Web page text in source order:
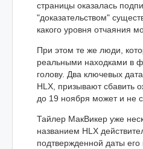
страницы оказалась
"доказательством"
какого уровня отчаяния
При этом те же люди,
реальными находками в
голову. Два ключевых
HLX, призывают сбавить
до 19 ноября может и не
Тайлер МакВикер уже
названием HLX
подтвержденной даты